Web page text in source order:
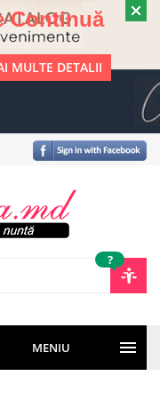
Continuă
MULTE DETALII
?
MENIU